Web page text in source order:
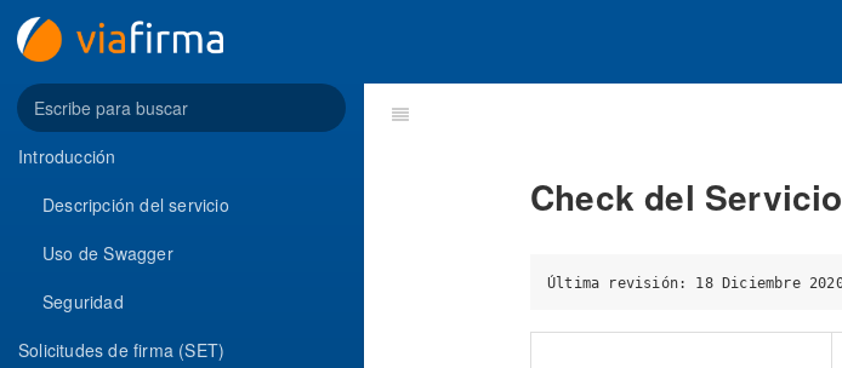
Introducción
Descripción del servicio
Uso de Swagger
Seguridad
Solicitudes de firma (SET)
Check del Servicio